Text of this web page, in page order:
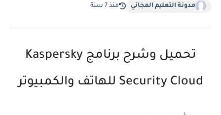
مدونة التعليم المجاني منذ 7 سنة
تحميل وشرح برنامج Kaspersky
Security Cloud للهاتف والكمبيوتر